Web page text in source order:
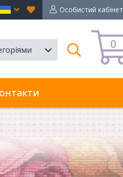
Особистий кабінет
Вибране
en
0
Пошук